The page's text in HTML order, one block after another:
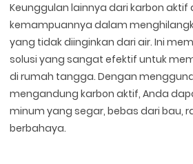
Keunggulan lainnya dari karbon aktif
kemampuannya dalam
yang tidak diinginkan dari air. Ini
solusi yang sangat efektif untuk
di rumah tangga. Dengan
mengandung karbon aktif, Anda
minum yang segar, bebas dari bau,
berbahaya.